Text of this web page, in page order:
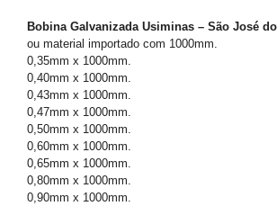
Bobina Galvanizada Usiminas – São José
ou material importado com 1000mm.
0,35mm x 1000mm.
0,40mm x 1000mm.
0,43mm x 1000mm.
0,47mm x 1000mm.
0,50mm x 1000mm.
0,60mm x 1000mm.
0,65mm x 1000mm.
0,80mm x 1000mm.
0,90mm x 1000mm.